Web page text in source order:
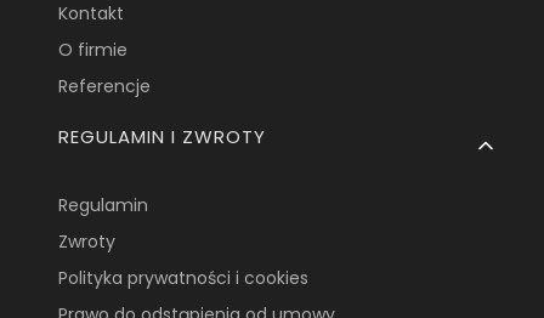
Kontakt
O firmie
Referencje
REGULAMIN I ZWROTY
Regulamin
Zwroty
Polityka prywatności i cookies